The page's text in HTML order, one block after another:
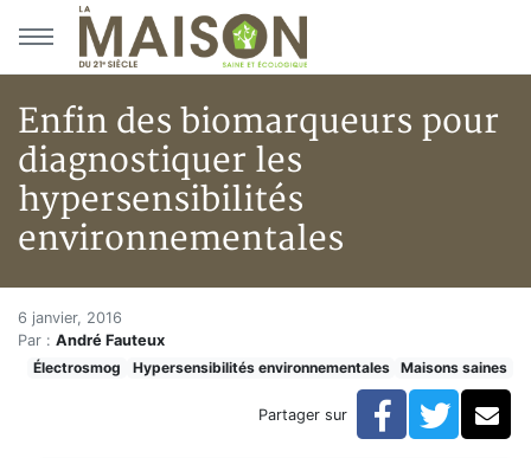
Aller au menu principal
Aller au contenu principal
Enfin des biomarqueurs pour
diagnostiquer les
hypersensibilités
environnementales
Accueil
Articles
Maisons saines
Hypersensibilités environnementales
Enfin des biomarqueurs pour diagnostiquer les
Enfin des biomarqueurs pour
6 janvier, 2016
Par : André Fauteux
Électrosmog
Hypersensibilités environnementales Maisons saines
Partager sur Facebook